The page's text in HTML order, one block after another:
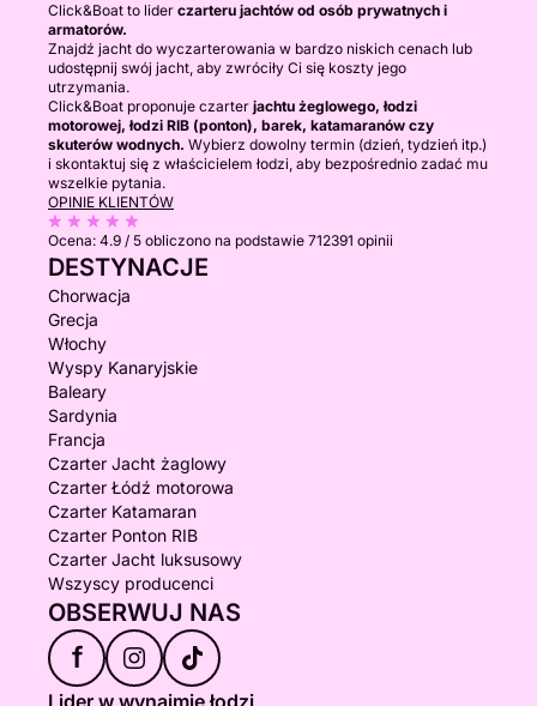
Click&Boat to lider czarteru jachtów od osób prywatnych i
armatorów.
Znajdź jacht do wyczarterowania w bardzo niskich cenach lub
udostępnij swój jacht, aby zwróciły Ci się koszty jego
utrzymania.
Click&Boat proponuje czarter jachtu żeglowego, łodzi
motorowej, łodzi RIB (ponton), barek, katamaranów czy
skuterów wodnych. Wybierz dowolny termin (dzień, tydzień itp.)
i skontaktuj się z właścicielem łodzi, aby bezpośrednio zadać mu
wszelkie pytania.
OPINIE KLIENTÓW
Ocena: 4.9 / 5 obliczono na podstawie 712391 opinii
DESTYNACJE
Chorwacja
Grecja
Włochy
Wyspy Kanaryjskie
Baleary
Sardynia
Francja
Czarter Jacht żaglowy
Czarter Łódź motorowa
Czarter Katamaran
Czarter Ponton RIB
Czarter Jacht luksusowy
Wszyscy producenci
OBSERWUJ NAS
f
Lider w wynajmie łodzi